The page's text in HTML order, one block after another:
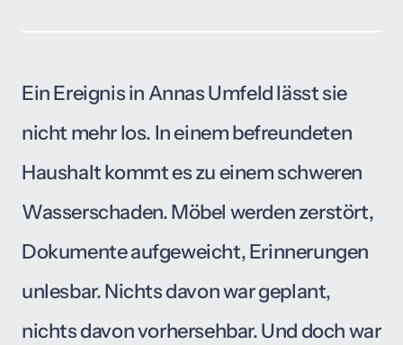
Ein Ereignis in Annas Umfeld lässt
sie
nicht mehr los. In einem
Haushalt kommt es zu einem
Wasserschaden. Möbel werden
Dokumente aufgeweicht,
unlesbar. Nichts davon war
nichts davon vorhersehbar. Und doch
war